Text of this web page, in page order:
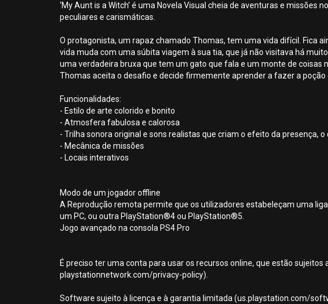
‘My Aunt is a Witch’ é uma Novela Visual cheia de aventuras e
peculiares e carismáticas.
O protagonista, um rapaz chamado Thomas, tem uma vida difícil. Fica
vida muda com uma súbita viagem à sua tia, que já não visitava há
uma verdadeira bruxa que tem um gato que fala e um monte de coisas
Thomas aceita o desafio e decide firmemente aprender a fazer a
Funcionalidades:
- Estilo de arte colorido e bonito
- Atmosfera fabulosa e calorosa
- Trilha sonora original e sons realistas que criam o efeito da presença,
- Mecânica de missões
- Locais interativos
Modo de um jogador offline
A Reprodução remota permite que os utilizadores estabeleçam uma
um PC, ou outra PlayStation®4 ou PlayStation®5.
Jogo avançado na consola PS4 Pro
É preciso ter uma conta para usar os recursos online, que estão
playstationnetwork.com/privacy-policy).
Software sujeito à licença e à garantia limitada (us.playstation.com/